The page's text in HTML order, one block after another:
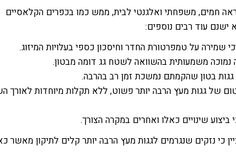
חמים, משפחתי ואלגנטי לבית, ממש כמו בכפרים הקלאסיים
עוד רבים נוספים:
שמירה על טמפרטורת החדר וחיסכון כספי בעלויות המיזוג.
נמוכה משמעותית בהשוואה לשטח גג דומה מבטון.
גגות בטון שהקמתם נמשכת זמן רב בהרבה.
של גגות מעץ הרבה יותר פשוט, ללא תקלות מיוחדות לאורך
שינויים כאלו ואחרים במקרה הצורך.
כי נזקים שנגרמים לגגות מעץ הרבה יותר קלים לתיקון מאשר